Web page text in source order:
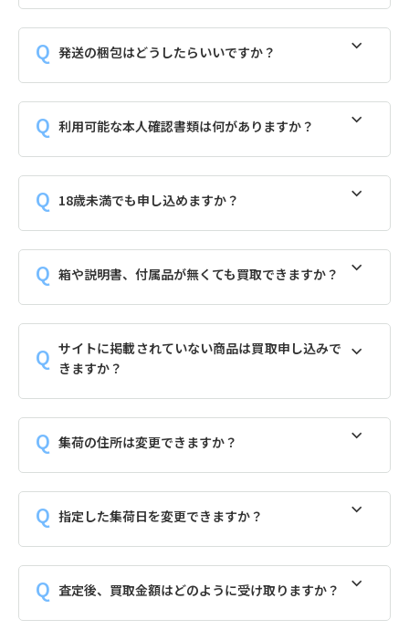
発送の梱包はどうしたらいいですか？
利用可能な本人確認書類は何がありますか？
18歳未満でも申し込めますか？
箱や説明書、付属品が無くても買取できますか？
サイトに掲載されていない商品は買取申し込みで
きますか？
集荷の住所は変更できますか？
指定した集荷日を変更できますか？
査定後、買取金額はどのように受け取りますか？